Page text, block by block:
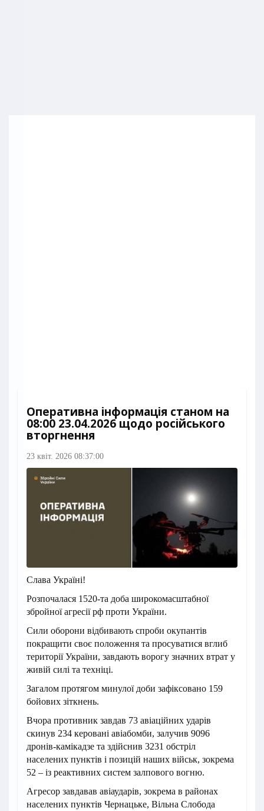
Оперативна інформація станом на
08:00 23.04.2026 щодо російського
вторгнення
23 квіт. 2026 08:37:00
Слава Україні!
Розпочалася 1520-та доба широкомасштабної
збройної агресії рф проти України.
Сили оборони відбивають спроби окупантів
покращити своє положення та просуватися вглиб
території України, завдають ворогу значних втрат у
живій силі та техніці.
Загалом протягом минулої доби зафіксовано 159
бойових зіткнень.
Вчора противник завдав 73 авіаційних ударів
скинув 234 керовані авіабомби, залучив 9096
дронів-камікадзе та здійснив 3231 обстріл
населених пунктів і позицій наших військ, зокрема
52 – із реактивних систем залпового вогню.
Агресор завдавав авіаударів, зокрема в районах
населених пунктів Чернацьке, Вільна Слобода